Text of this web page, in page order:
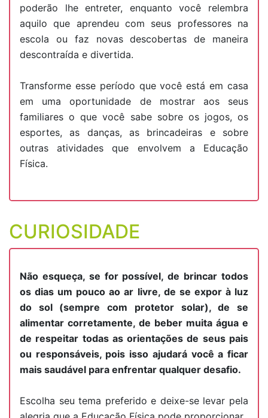
poderão lhe entreter, enquanto você relembra
aquilo que aprendeu com seus professores na
escola ou faz novas descobertas de maneira
descontraída e divertida.
Transforme esse período que você está em casa
em uma oportunidade de mostrar aos seus
familiares o que você sabe sobre os jogos, os
esportes, as danças, as brincadeiras e sobre
outras atividades que envolvem a Educação
Física.
CURIOSIDADE
Não esqueça, se for possível, de brincar todos
os dias um pouco ao ar livre, de se expor à luz
do sol (sempre com protetor solar), de se
alimentar corretamente, de beber muita água e
de respeitar todas as orientações de seus pais
ou responsáveis, pois isso ajudará você a ficar
mais saudável para enfrentar qualquer desafio.
Escolha seu tema preferido e deixe-se levar pela